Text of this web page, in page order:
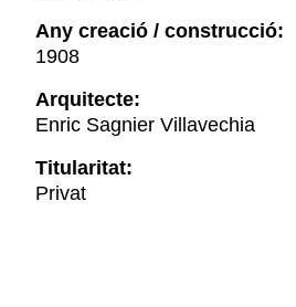
Any creació / construcció:
1908
Arquitecte:
Enric Sagnier Villavechia
Titularitat:
Privat